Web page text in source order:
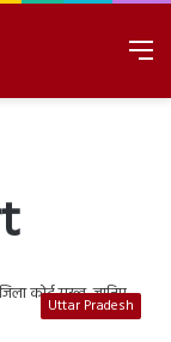
Uttar Pradesh